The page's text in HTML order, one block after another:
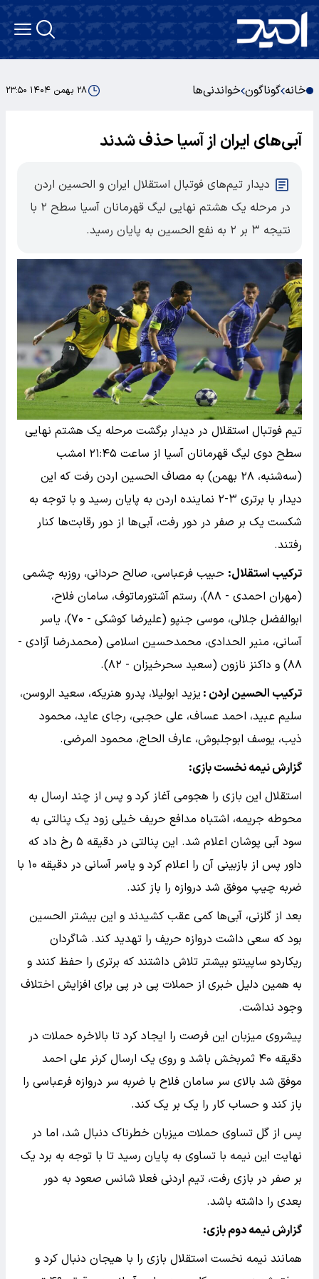
خانه گوناگون خواندنی‌ها ۲۸ بهمن ۱۴۰۴ ۲۳:۵۰
آبی‌های ایران از آسیا حذف شدند
دیدار تیم‌های فوتبال استقلال ایران و الحسین اردن
در مرحله یک هشتم نهایی لیگ قهرمانان آسیا سطح ۲ با
نتیجه ۳ بر ۲ به نفع الحسین به پایان رسید.
تیم فوتبال استقلال در دیدار برگشت مرحله یک هشتم نهایی
سطح دوی لیگ قهرمانان آسیا از ساعت ۲۱:۴۵ امشب
(سه‌شنبه، ۲۸ بهمن) به مصاف الحسین اردن رفت که این
دیدار با برتری ۳-۲ نماینده اردن به پایان رسید و با توجه به
شکست یک بر صفر در دور رفت، آبی‌ها از دور رقابت‌ها کنار
رفتند.
ترکیب استقلال: حبیب فرعباسی، صالح حردانی، روزبه چشمی
(مهران احمدی - ۸۸)، رستم آشتورماتوف، سامان فلاح،
ابوالفضل جلالی، موسی جنپو (علیرضا کوشکی - ۷۰)، یاسر
آسانی، منیر الحدادی، محمدحسین اسلامی (محمدرضا آزادی -
۸۸) و داکنز نازون (سعید سحرخیزان - ۸۲).
ترکیب الحسین اردن : یزید ابولیلا، پدرو هنریکه، سعید الروسن،
سلیم عبید، احمد عساف، علی حجبی، رجای عاید، محمود
ذیب، یوسف ابوجلبوش، عارف الحاج، محمود المرضی.
گزارش نیمه نخست بازی:
استقلال این بازی را هجومی آغاز کرد و پس از چند ارسال به
محوطه جریمه، اشتباه مدافع حریف خیلی زود یک پنالتی به
سود آبی پوشان اعلام شد. این پنالتی در دقیقه ۵ رخ داد که
داور پس از بازبینی آن را اعلام کرد و یاسر آسانی در دقیقه ۱۰ با
ضربه چیپ موفق شد دروازه را باز کند.
بعد از گلزنی، آبی‌ها کمی عقب کشیدند و این بیشتر الحسین
بود که سعی داشت دروازه حریف را تهدید کند. شاگردان
ریکاردو ساپینتو بیشتر تلاش داشتند که برتری را حفظ کنند و
به همین دلیل خبری از حملات پی در پی برای افزایش اختلاف
وجود نداشت.
پیشروی میزبان این فرصت را ایجاد کرد تا بالاخره حملات در
دقیقه ۴۰ ثمربخش باشد و روی یک ارسال کرنر علی احمد
موفق شد بالای سر سامان فلاح با ضربه سر دروازه فرعباسی را
باز کند و حساب کار را یک بر یک کند.
پس از گل تساوی حملات میزبان خطرناک دنبال شد، اما در
نهایت این نیمه با تساوی به پایان رسید تا با توجه به برد یک
بر صفر در بازی رفت، تیم اردنی فعلا شانس صعود به دور
بعدی را داشته باشد.
گزارش نیمه دوم بازی:
همانند نیمه نخست استقلال بازی را با هیجان دنبال کرد و